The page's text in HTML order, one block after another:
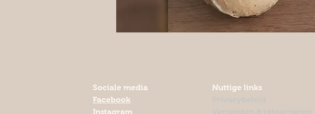
Sociale media
Facebook
Instagram
Nuttige links